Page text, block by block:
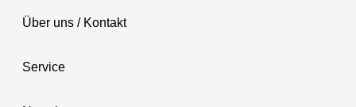
Über uns / Kontakt
Service